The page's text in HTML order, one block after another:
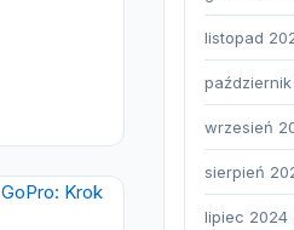
listopad
wrzesień
sierpień
lipiec 2024